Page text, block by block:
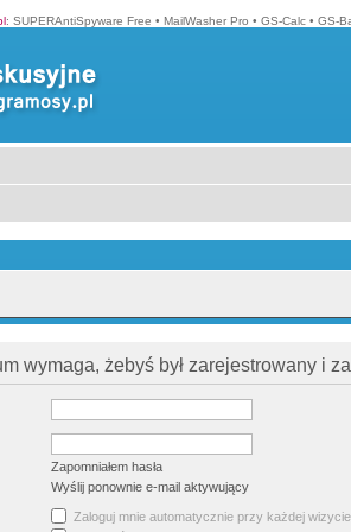
: SUPERAntiSpyware Free • MailWasher Pro • GS-Calc • GS-
wymaga, żebyś był zarejestrowany i
Zapomniałem hasła
Wyślij ponownie e-mail aktywujący
Zaloguj mnie automatycznie przy każdej wizycie